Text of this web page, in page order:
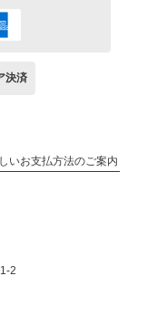
決済
いお支払方法のご案内
2